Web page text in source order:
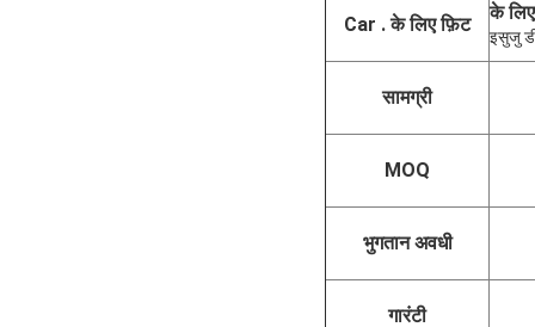
Car . के लिए फ़िट
के लिए
इसुजु
सामग्री
MOQ
भुगतान अवधी
गारंटी